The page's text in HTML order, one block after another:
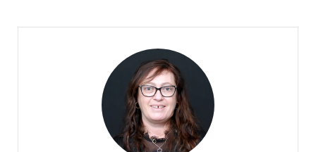
Fournier Laurence
CUSTOMER CARE
Sierre